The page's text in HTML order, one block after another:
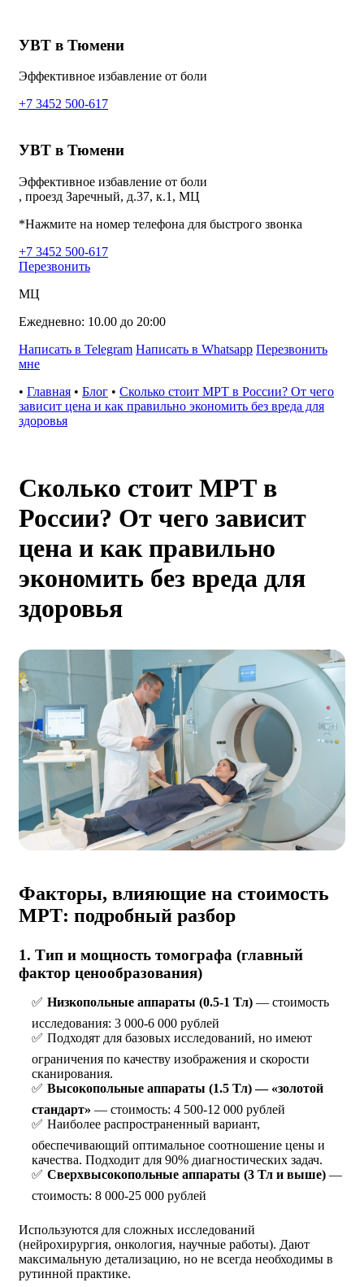
УВТ в Тюмени
Эффективное избавление от боли
+7 3452 500-617
УВТ в Тюмени
Эффективное избавление от боли
, проезд Заречный, д.37, к.1, МЦ
*Нажмите на номер телефона для быстрого звонка
+7 3452 500-617
Перезвонить
МЦ
Ежедневно: 10.00 до 20:00
Написать в Telegram Написать в Whatsapp Перезвонить
мне
• Главная • Блог • Сколько стоит МРТ в России? От чего
зависит цена и как правильно экономить без вреда для
здоровья
Сколько стоит МРТ в
России? От чего зависит
цена и как правильно
экономить без вреда для
здоровья
Факторы, влияющие на стоимость
МРТ: подробный разбор
1. Тип и мощность томографа (главный
фактор ценообразования)
Низкопольные аппараты (0.5-1 Тл)— стоимость
исследования: 3 000-6 000 рублей
Подходят для базовых исследований, но имеют
ограничения по качеству изображения и скорости
сканирования.
Высокопольные аппараты (1.5 Тл) — «золотой
стандарт» — стоимость: 4 500-12 000 рублей
Наиболее распространенный вариант,
обеспечивающий оптимальное соотношение цены и
качества. Подходит для 90% диагностических задач.
Сверхвысокопольные аппараты (3 Тл и выше)—
стоимость: 8 000-25 000 рублей
Используются для сложных исследований
(нейрохирургия, онкология, научные работы). Дают
максимальную детализацию, но не всегда необходимы в
рутинной практике.